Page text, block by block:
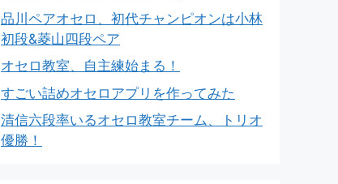
品川ペアオセロ、初代チャンピオンは小林
初段&菱山四段ペア
オセロ教室、自主練始まる！
すごい詰めオセロアプリを作ってみた
清信六段率いるオセロ教室チーム、トリオ
優勝！